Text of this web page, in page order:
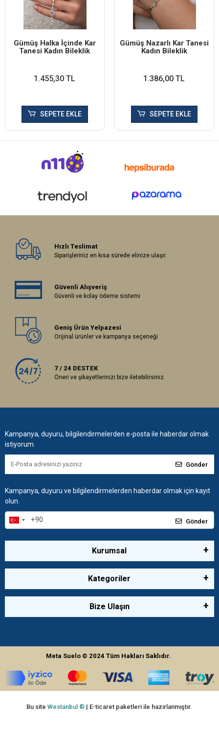
Gümüş Halka İçinde Kar
Tanesi Kadın Bileklik
1.455,30 TL
SEPETE EKLE
Gümüş Nazarlı Kar Tanesi
Kadın Bileklik
1.386,00 TL
SEPETE EKLE
Hızlı Teslimat
Siparişleriniz en kısa sürede elinize ulaşır.
Güvenli Alışveriş
Güvenli ve kolay ödeme sistemi
Geniş Ürün Yelpazesi
Orijinal ürünler ve kampanya seçeneği
7 / 24 DESTEK
Öneri ve şikayetlerinizi bize iletebilirsiniz.
Kampanya, duyuru, bilgilendirmelerden e-posta ile haberdar olmak
istiyorum.
Gönder
Kampanya, duyuru ve bilgilendirmelerden haberdar olmak için kayıt
olun.
Gönder
Kurumsal
Kategoriler
Bize Ulaşın
Meta Suelo © 2024Tüm Hakları Saklıdır.
Bu siteWestanbul ® | E-ticaret paketleri ile hazırlanmıştır.